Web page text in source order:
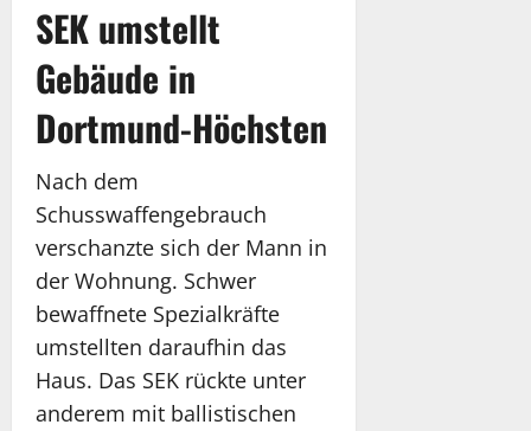
SEK umstellt
Gebäude in
Dortmund-Höchsten
Nach dem
Schusswaffengebrauch
verschanzte sich der Mann in
der Wohnung. Schwer
bewaffnete Spezialkräfte
umstellten daraufhin das
Haus. Das SEK rückte unter
anderem mit ballistischen